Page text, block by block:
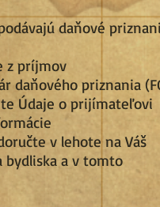
daňové
z príjmov
daňového priznania
Údaje o prijímateľovi
v lehote na Váš
bydliska a v tomto